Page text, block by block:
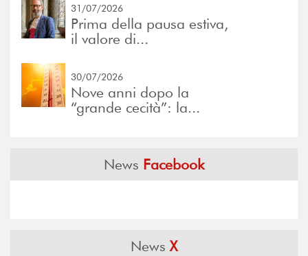
31/07/2026
Prima della pausa estiva,
il valore di...
30/07/2026
Nove anni dopo la
“grande cecità”: la...
News Facebook
NewsX